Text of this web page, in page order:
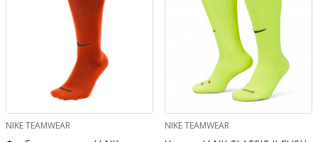
NIKE TEAMWEAR NIKE TEAMWEAR